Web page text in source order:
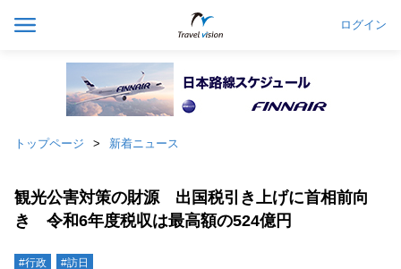
ログイン
トップページ 新着ニュース
観光公害対策の財源 出国税引き上げに首相前向
き 令和6年度税収は最高額の524億円
#行政 #訪日